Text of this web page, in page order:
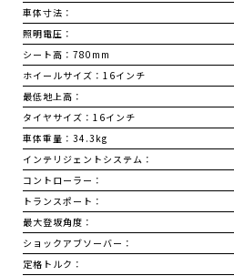
車体寸法：
照明電圧：
シート高： 780mm
ホイールサイズ： 16インチ
最低地上高：
タイヤサイズ： 16インチ
車体重量： 34.3kg
インテリジェントシステム：
コントローラー：
トランスポート：
最大登坂角度：
ショックアブソーバー：
定格トルク：